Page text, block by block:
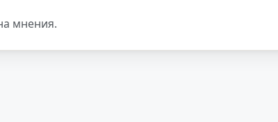
мнения.